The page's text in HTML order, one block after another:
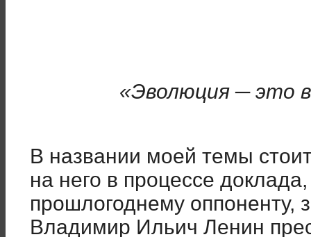
«Эволюция ─ это
В названии моей темы
на него в процессе
прошлогоднему оппоненту,
Владимир Ильич Ленин